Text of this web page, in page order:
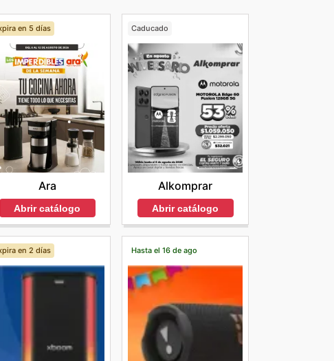
en 5 días
Ara
Abrir catálogo
Caducado
Alkomprar
Abrir catálogo
en 2 días Hasta el 16 de ago